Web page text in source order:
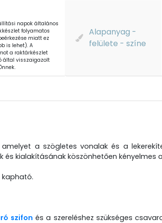
napok általános
folyamatos
miatt ez
is lehet). A
a raktárkészlet
által visszaigazolt
Alapanyag -
felülete - színe
a szögletes vonalak és a
és kialakításának köszönhetően kényelmes
kapható.
szifon és a szereléshez szükséges